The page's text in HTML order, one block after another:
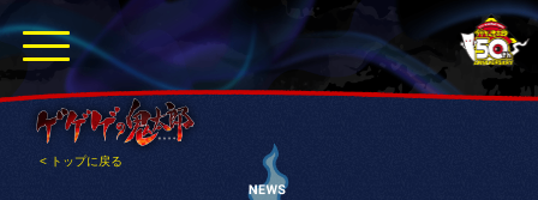
< トップに戻る